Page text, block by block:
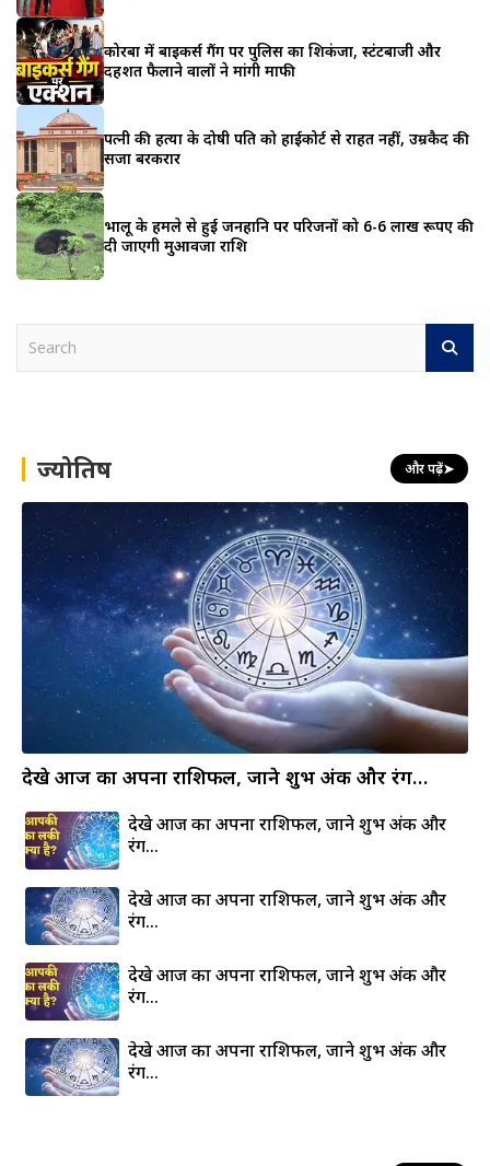
कोरबा में बाइकर्स गैंग पर पुलिस का शिकंजा, स्टंटबाजी और
दहशत फैलाने वालों ने मांगी माफी
पत्नी की हत्या के दोषी पति को हाईकोर्ट से राहत नहीं, उम्रकैद की
सजा बरकरार
भालू के हमले से हुई जनहानि पर परिजनों को 6-6 लाख रूपए की
दी जाएगी मुआवजा राशि
h ज्योतिष और पढ़ें➤
देखे आज का अपना राशिफल, जाने शुभ अंक और रंग…
देखे आज का अपना राशिफल, जाने शुभ अंक और
रंग…
देखे आज का अपना राशिफल, जाने शुभ अंक और
रंग…
देखे आज का अपना राशिफल, जाने शुभ अंक और
रंग…
देखे आज का अपना राशिफल, जाने शुभ अंक और
रंग…